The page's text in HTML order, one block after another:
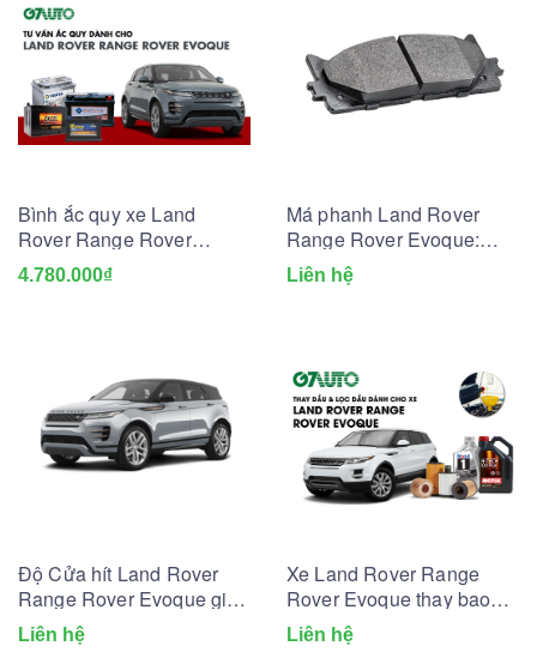
Bình ắc quy xe Land
Rover Range Rover
Evoque: Bảng giá và
thông số kỹ thuật
4.780.000₫
Má phanh Land Rover
Range Rover Evoque:
Bảng giá & Kinh nghiệm
thay lắp
Liên hệ
Độ Cửa hít Land Rover
Range Rover Evoque giá
bao nhiêu? Có nên lắp
không?
Liên hệ
Xe Land Rover Range
Rover Evoque thay bao
nhiêu lít nhớt? Dùng lọc
dầu nhớt nào?
Liên hệ